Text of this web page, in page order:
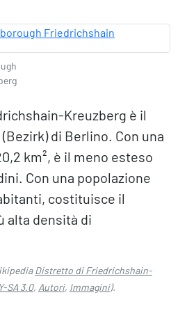
Kreuzberg è il
di Berlino. Con una
km², è il meno esteso
Con una popolazione
costituisce il
alta densità di
Distretto di Friedrichshain-
SA 3.0, Autori, Immagini).